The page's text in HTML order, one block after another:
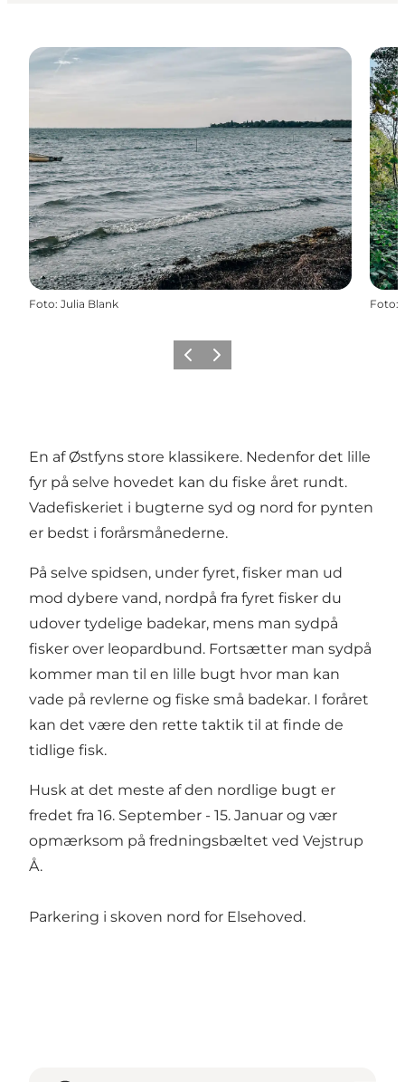
Foto: Julia Blank Foto:
Forrige billede
Næste billede
En af Østfyns store klassikere. Nedenfor det lille
fyr på selve hovedet kan du fiske året rundt.
Vadefiskeriet i bugterne syd og nord for pynten
er bedst i forårsmånederne.
På selve spidsen, under fyret, fisker man ud
mod dybere vand, nordpå fra fyret fisker du
udover tydelige badekar, mens man sydpå
fisker over leopardbund. Fortsætter man sydpå
kommer man til en lille bugt hvor man kan
vade på revlerne og fiske små badekar. I foråret
kan det være den rette taktik til at finde de
tidlige fisk.
Husk at det meste af den nordlige bugt er
fredet fra 16. September - 15. Januar og vær
opmærksom på fredningsbæltet ved Vejstrup
Å.
Parkering i skoven nord for Elsehoved.